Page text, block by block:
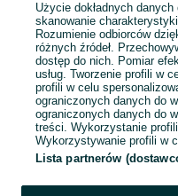
Użycie dokładnych
skanowanie
Rozumienie odbiorców
różnych źródeł.
dostęp do nich. Pomiar
usług. Tworzenie profili w
profili w celu
ograniczonych danych do
ograniczonych danych do
treści. Wykorzystanie
Wykorzystywanie profili w
Lista partnerów